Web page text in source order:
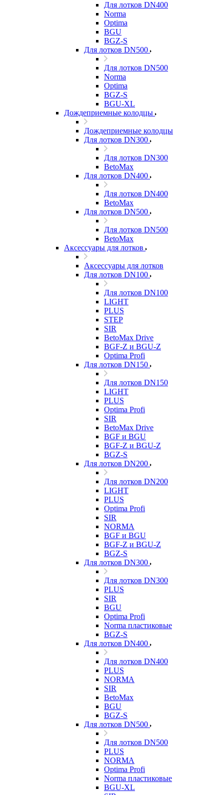
Для лотков DN400
Norma
Optima
BGU
BGZ-S
Для лотков DN500
Для лотков DN500
Norma
Optima
BGZ-S
BGU-XL
Дождеприемные колодцы
Дождеприемные колодцы
Для лотков DN300
Для лотков DN300
BetoMax
Для лотков DN400
Для лотков DN400
BetoMax
Для лотков DN500
Для лотков DN500
BetoMax
Аксессуары для лотков
Аксессуары для лотков
Для лотков DN100
Для лотков DN100
LIGHT
PLUS
STEP
SIR
BetoMax Drive
BGF-Z и BGU-Z
Optima Profi
Для лотков DN150
Для лотков DN150
LIGHT
PLUS
Optima Profi
SIR
BetoMax Drive
BGF и BGU
BGF-Z и BGU-Z
BGZ-S
Для лотков DN200
Для лотков DN200
LIGHT
PLUS
Optima Profi
SIR
NORMA
BGF и BGU
BGF-Z и BGU-Z
BGZ-S
Для лотков DN300
Для лотков DN300
PLUS
SIR
BGU
Optima Profi
Norma пластиковые
BGZ-S
Для лотков DN400
Для лотков DN400
PLUS
NORMA
SIR
BetoMax
BGU
BGZ-S
Для лотков DN500
Для лотков DN500
PLUS
NORMA
Optima Profi
Norma пластиковые
BGU-XL